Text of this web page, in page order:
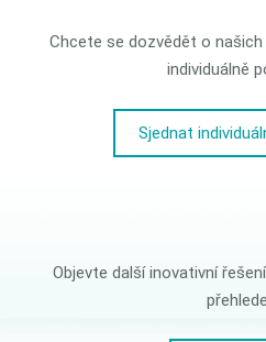
Chcete se dozvědět o našich
individuálně
Sjednat
Objevte další inovativní